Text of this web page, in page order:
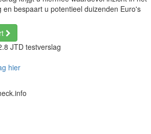
en bespaart u potentieel duizenden Euro's
JTD testverslag
hier